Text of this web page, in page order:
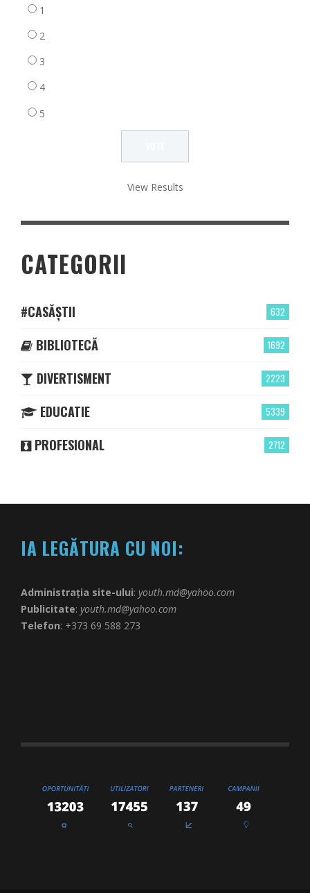
1
2
3
4
5
View Results
CATEGORII
632
#CASĂȘTII
1692
BIBLIOTECĂ
2223
DIVERTISMENT
5339
EDUCATIE
2712
PROFESIONAL
IA LEGĂTURA CU NOI:
Administrația site-ului: youth.md@yahoo.com
Publicitate: youth.md@yahoo.com
Telefon: +373 69 588 273